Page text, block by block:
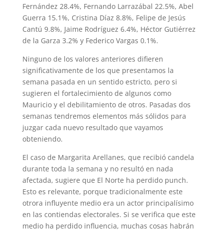
Fernández 28.4%, Fernando Larrazábal 22.5%, Abel
Guerra 15.1%, Cristina Díaz 8.8%, Felipe de Jesús
Cantú 9.8%, Jaime Rodríguez 6.4%, Héctor Gutiérrez
de la Garza 3.2% y Federico Vargas 0.1%.
Ninguno de los valores anteriores difieren
significativamente de los que presentamos la
semana pasada en un sentido estricto, pero si
sugieren el fortalecimiento de algunos como
Mauricio y el debilitamiento de otros. Pasadas dos
semanas tendremos elementos más sólidos para
juzgar cada nuevo resultado que vayamos
obteniendo.
El caso de Margarita Arellanes, que recibió candela
durante toda la semana y no resultó en nada
afectada, sugiere que El Norte ha perdido punch.
Esto es relevante, porque tradicionalmente este
otrora influyente medio era un actor principalísimo
en las contiendas electorales. Si se verifica que este
medio ha perdido influencia, muchas cosas habrán